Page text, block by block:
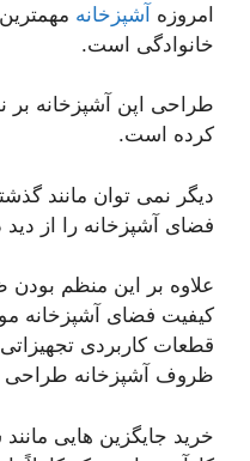
امروزه آشپزخانه
خانوادگی است.
طراحی اپن آشپزخانه بر
کرده است.
دیگر نمی توان مانند
فضای آشپزخانه را از
علاوه بر این منظم
کیفیت فضای آشپزخانه
قطعات کاربردی
ظروف آشپزخانه طراحی
خرید جایگزین هایی